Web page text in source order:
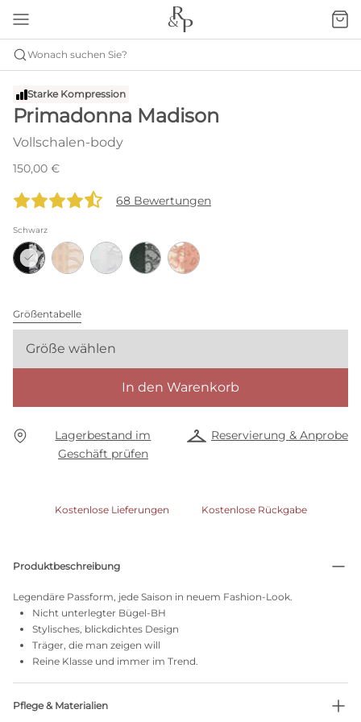
Wonach suchen Sie?
Starke Kompression
Primadonna Madison
Vollschalen-body
150,00 €
68 Bewertungen
Schwarz
Größentabelle
Größe wählen
In den Warenkorb
Lagerbestand im
Geschäft prüfen
Reservierung & Anprobe
Kostenlose Lieferungen Kostenlose Rückgabe
Produktbeschreibung
Legendäre Passform, jede Saison in neuem Fashion-Look.
Nicht unterlegter Bügel-BH
Stylisches, blickdichtes Design
Träger, die man zeigen will
Reine Klasse und immer im Trend.
Pflege & Materialien